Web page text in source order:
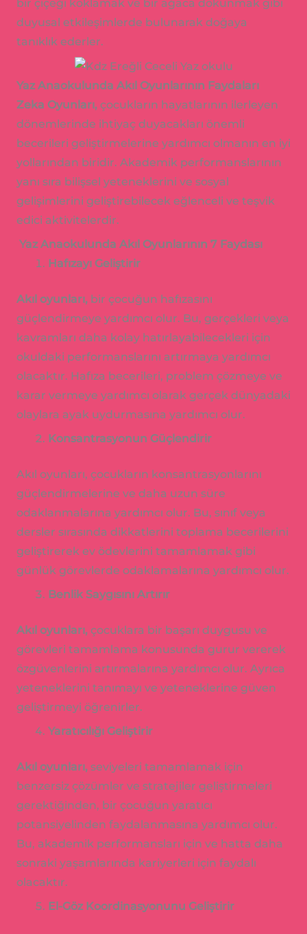
bir çiçeği koklamak ve bir ağaca dokunmak gibi
duyusal etkileşimlerde bulunarak doğaya
tanıklık ederler.
Yaz Anaokulunda Akıl Oyunlarının Faydaları
Zeka Oyunları,çocukların hayatlarının ilerleyen
dönemlerinde ihtiyaç duyacakları önemli
becerileri geliştirmelerine yardımcı olmanın en iyi
yollarından biridir. Akademik performanslarının
yanı sıra bilişsel yeteneklerini ve sosyal
gelişimlerini geliştirebilecek eğlenceli ve teşvik
edici aktivitelerdir.
Yaz Anaokulunda Akıl Oyunlarının 7 Faydası
Hafızayı Geliştirir
Akıl oyunları,bir çocuğun hafızasını
güçlendirmeye yardımcı olur. Bu, gerçekleri veya
kavramları daha kolay hatırlayabilecekleri için
okuldaki performanslarını artırmaya yardımcı
olacaktır. Hafıza becerileri, problem çözmeye ve
karar vermeye yardımcı olarak gerçek dünyadaki
olaylara ayak uydurmasına yardımcı olur.
Konsantrasyonun Güçlendirir
Akıl oyunları, çocukların konsantrasyonlarını
güçlendirmelerine ve daha uzun süre
odaklanmalarına yardımcı olur. Bu, sınıf veya
dersler sırasında dikkatlerini toplama becerilerini
geliştirerek ev ödevlerini tamamlamak gibi
günlük görevlerde odaklamalarına yardımcı olur.
Benlik Saygısını Artırır
Akıl oyunları,çocuklara bir başarı duygusu ve
görevleri tamamlama konusunda gurur vererek
özgüvenlerini artırmalarına yardımcı olur. Ayrıca
yeteneklerini tanımayı ve yeteneklerine güven
geliştirmeyi öğrenirler.
Yaratıcılığı Geliştirir
Akıl oyunları, seviyeleri tamamlamak için
benzersiz çözümler ve stratejiler geliştirmeleri
gerektiğinden, bir çocuğun yaratıcı
potansiyelinden faydalanmasına yardımcı olur.
Bu, akademik performansları için ve hatta daha
sonraki yaşamlarında kariyerleri için faydalı
olacaktır.
El-Göz Koordinasyonunu Geliştirir